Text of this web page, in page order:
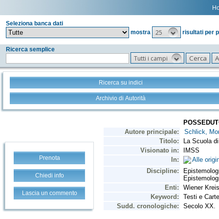
Seleziona banca dati
mostra
25 risultati per
Ricerca semplice
Tutti i campi
Ricerca su indici
Archivio di Autorità
Prenota
Chiedi info
Lascia un commento